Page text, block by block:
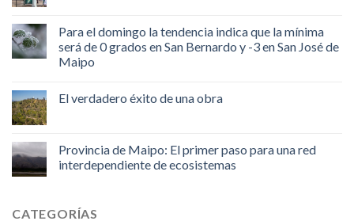
Para el domingo la tendencia indica que la mínima
será de 0 grados en San Bernardo y -3 en San José de
Maipo
El verdadero éxito de una obra
Provincia de Maipo: El primer paso para una red
interdependiente de ecosistemas
CATEGORÍAS